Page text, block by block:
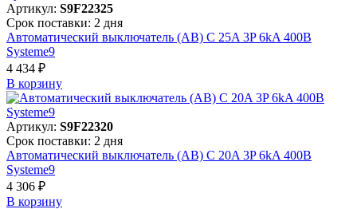
Артикул: S9F22325
Срок поставки: 2 дня
Автоматический выключатель (АВ) C 25A 3P 6kA 400В
Systeme9
4 434 ₽
В корзинy
Артикул: S9F22320
Срок поставки: 2 дня
Автоматический выключатель (АВ) C 20A 3P 6kA 400В
Systeme9
4 306 ₽
В корзинy